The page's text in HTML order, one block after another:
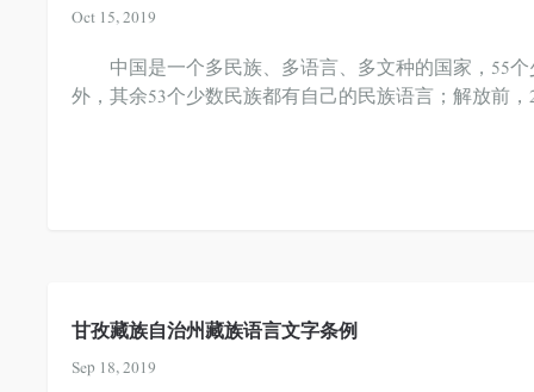
Oct 15, 2019
中国是一个多民族、多语言、多文种的国家，55
外，其余53个少数民族都有自己的民族语言；解放前
甘孜藏族自治州藏族语言文字条例
Sep 18, 2019